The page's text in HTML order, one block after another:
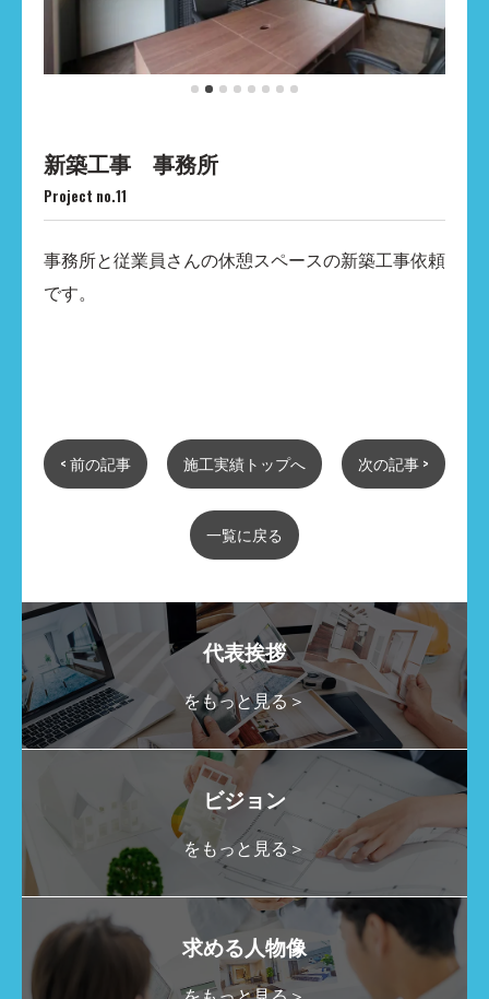
新築工事 事務所
Project no.11
事務所と従業員さんの休憩スペースの新築工事依頼
です。​
< 前の記事 施工実績トップへ 次の記事 >
一覧に戻る
代表挨拶
をもっと見る＞
ビジョン
をもっと見る＞
求める人物像